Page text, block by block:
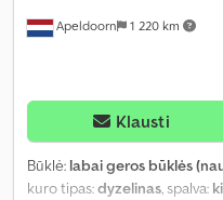
Apeldoorn 1 220 km
Klausti
Būklė: labai geros būklės
kuro tipas:dyzelinas, spalva: